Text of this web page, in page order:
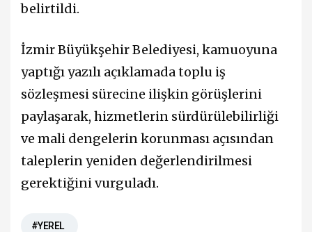
belirtildi.
İzmir Büyükşehir Belediyesi, kamuoyuna
yaptığı yazılı açıklamada toplu iş
sözleşmesi sürecine ilişkin görüşlerini
paylaşarak, hizmetlerin sürdürülebilirliği
ve mali dengelerin korunması açısından
taleplerin yeniden değerlendirilmesi
gerektiğini vurguladı.
#YEREL